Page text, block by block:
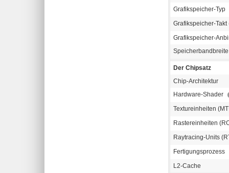
Grafikspeicher-Typ
Grafikspeicher-
Grafikspeicher-
Der Chipsatz
Chip-Architektur
Hardware-Shader
Textureinheiten
Rastereinheiten
Raytracing-Units
Fertigungsprozess
L2-Cache